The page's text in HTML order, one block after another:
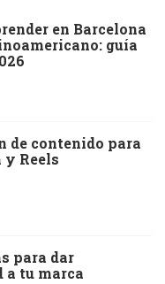
en Barcelona
guía
de contenido para
Reels
para dar
tu marca